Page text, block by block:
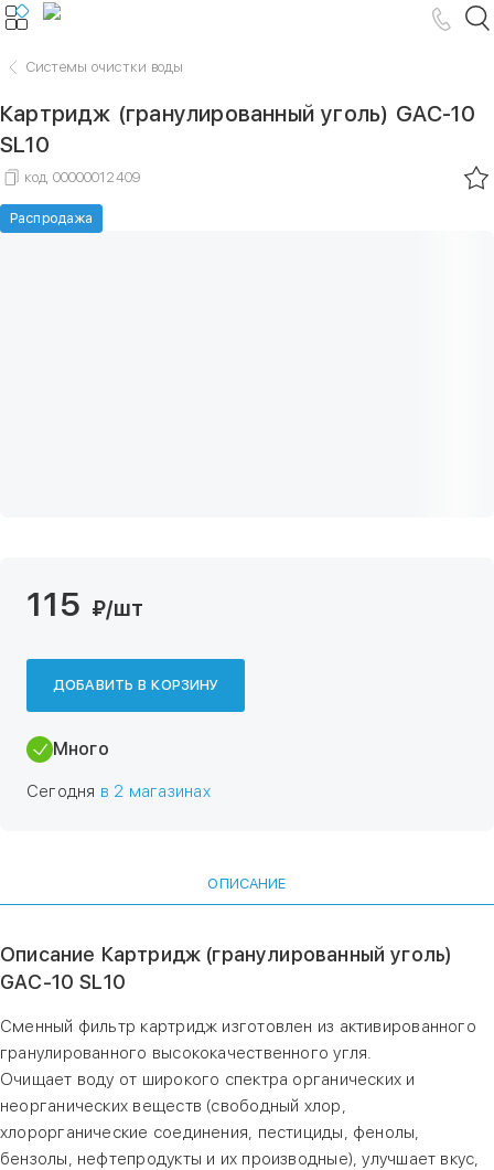
Системы очистки воды
Картридж (гранулированный уголь) GAC-10
SL10
код 00000012409
Распродажа
115 ₽/шт
ДОБАВИТЬ В КОРЗИНУ
Много
Сегодня в 2 магазинах
ОПИСАНИЕ
Описание Картридж (гранулированный уголь)
GAC-10 SL10
Сменный фильтр картридж изготовлен из активированного
гранулированного высококачественного угля.
Очищает воду от широкого спектра органических и
неорганических веществ (свободный хлор,
хлорорганические соединения, пестициды, фенолы,
бензолы, нефтепродукты и их производные), улучшает вкус,